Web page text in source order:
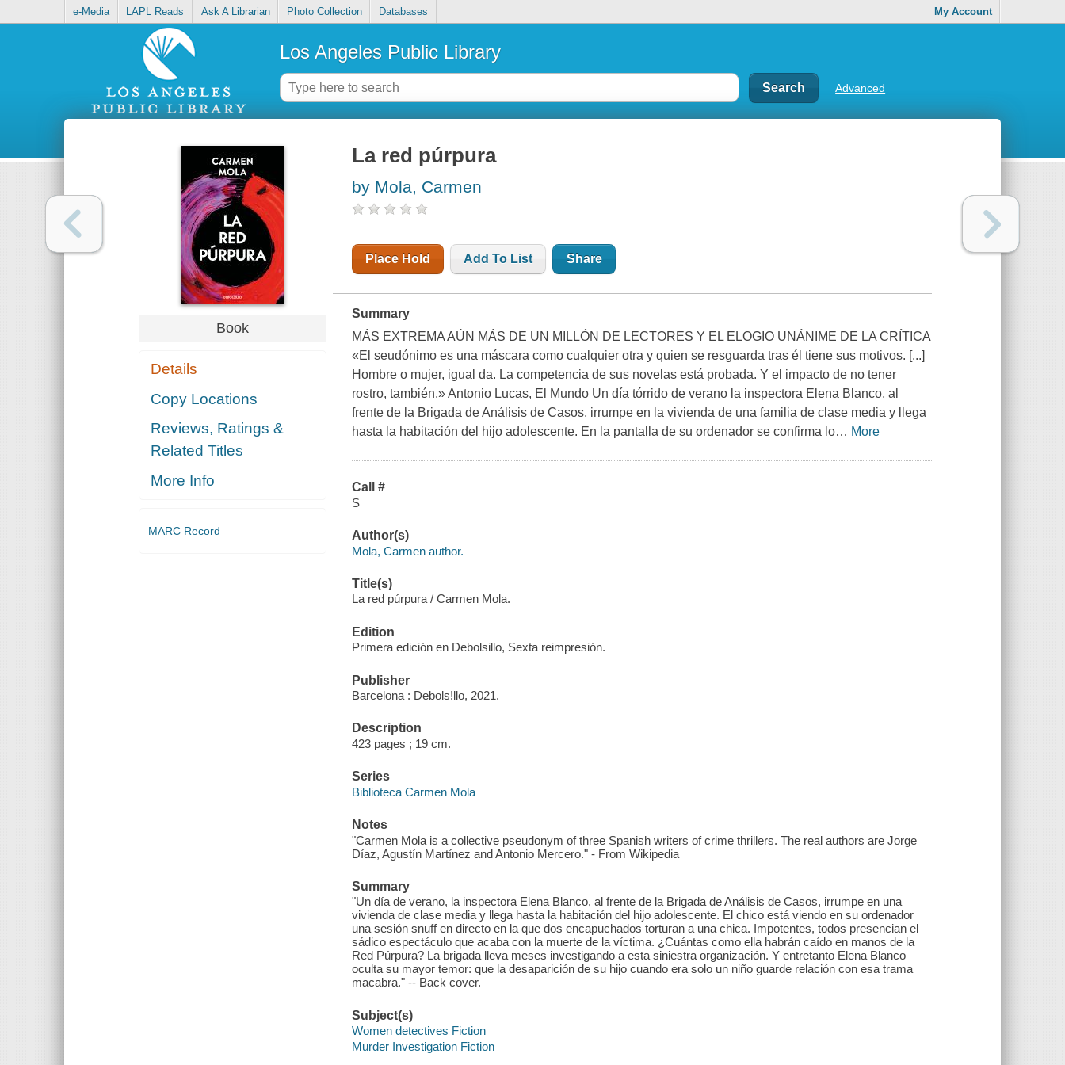
e-Media LAPL Reads Ask A Librarian Photo Collection Databases My Account
Los Angeles Public Library
Advanced
Book
Details
Copy Locations
Reviews, Ratings &
Related Titles
More Info
MARC Record
La red púrpura
by Mola, Carmen
Place Hold Add To List Share
Summary
MÁS EXTREMA AÚN MÁS DE UN MILLÓN DE LECTORES Y EL ELOGIO UNÁNIME DE LA CRÍTICA
«El seudónimo es una máscara como cualquier otra y quien se resguarda tras él tiene sus motivos. [...]
Hombre o mujer, igual da. La competencia de sus novelas está probada. Y el impacto de no tener
rostro, también.» Antonio Lucas, El Mundo Un día tórrido de verano la inspectora Elena Blanco, al
frente de la Brigada de Análisis de Casos, irrumpe en la vivienda de una familia de clase media y llega
hasta la habitación del hijo adolescente. En la pantalla de su ordenador se confirma lo… More
Call #
S
Author(s)
Mola, Carmen author.
Title(s)
La red púrpura / Carmen Mola.
Edition
Primera edición en Debolsillo, Sexta reimpresión.
Publisher
Barcelona : Debols!llo, 2021.
Description
423 pages ; 19 cm.
Series
Biblioteca Carmen Mola
Notes
"Carmen Mola is a collective pseudonym of three Spanish writers of crime thrillers. The real authors are Jorge
Díaz, Agustín Martínez and Antonio Mercero." - From Wikipedia
Summary
"Un día de verano, la inspectora Elena Blanco, al frente de la Brigada de Análisis de Casos, irrumpe en una
vivienda de clase media y llega hasta la habitación del hijo adolescente. El chico está viendo en su ordenador
una sesión snuff en directo en la que dos encapuchados torturan a una chica. Impotentes, todos presencian el
sádico espectáculo que acaba con la muerte de la víctima. ¿Cuántas como ella habrán caído en manos de la
Red Púrpura? La brigada lleva meses investigando a esta siniestra organización. Y entretanto Elena Blanco
oculta su mayor temor: que la desaparición de su hijo cuando era solo un niño guarde relación con esa trama
macabra." -- Back cover.
Subject(s)
Women detectives Fiction
Murder Investigation Fiction